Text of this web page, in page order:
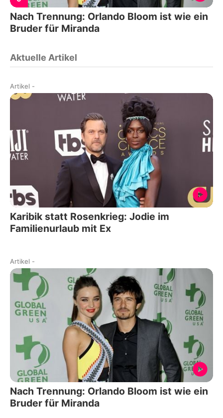
Nach Trennung: Orlando Bloom ist wie ein
Bruder für Miranda
Aktuelle Artikel
Artikel -
Karibik statt Rosenkrieg: Jodie im
Familienurlaub mit Ex
Artikel -
Nach Trennung: Orlando Bloom ist wie ein
Bruder für Miranda